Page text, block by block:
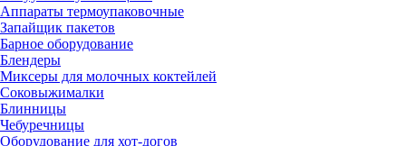
Аппараты термоупаковочные
Запайщик пакетов
Барное оборудование
Блендеры
Миксеры для молочных коктейлей
Соковыжималки
Блинницы
Чебуречницы
Оборудование для хот-догов